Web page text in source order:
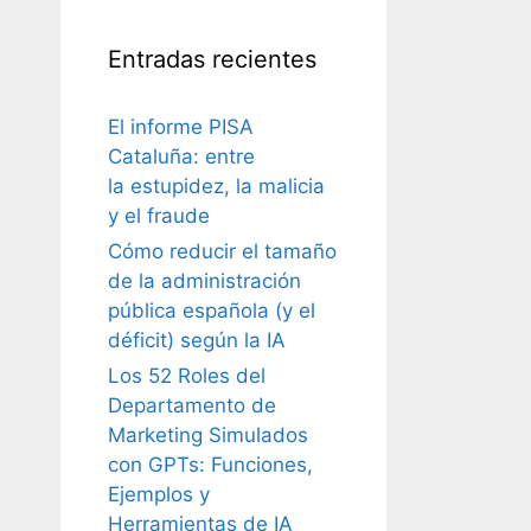
Entradas recientes
El informe PISA
Cataluña: entre
la estupidez, la malicia
y el fraude
Cómo reducir el tamaño
de la administración
pública española (y el
déficit) según la IA
Los 52 Roles del
Departamento de
Marketing Simulados
con GPTs: Funciones,
Ejemplos y
Herramientas de IA